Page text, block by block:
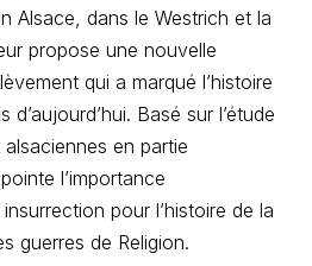
Alsace, dans le Westrich et la
propose une nouvelle
qui a marqué l’histoire
Basé sur l’étude
en partie
l’importance
pour l’histoire de la
guerres de Religion.